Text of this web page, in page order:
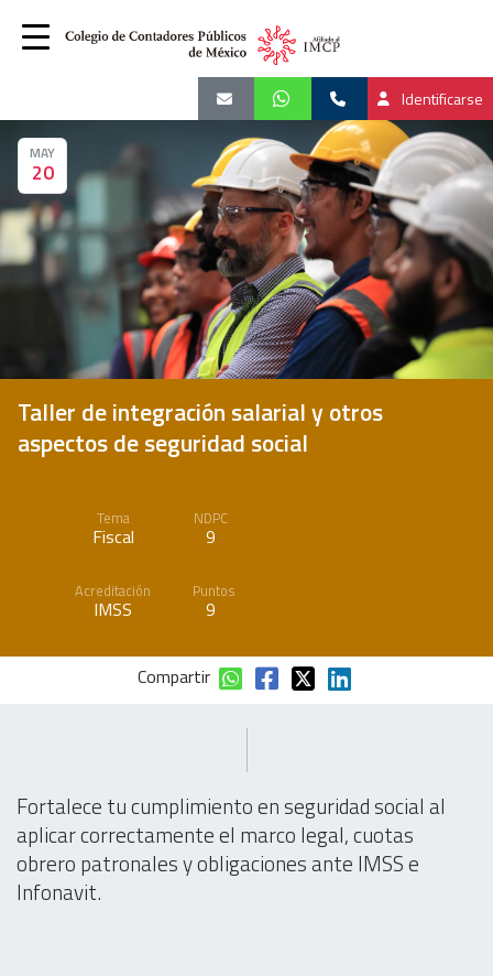
Identificarse
MAY
20
Taller de integración salarial y otros
aspectos de seguridad social
Tema
Fiscal
NDPC
9
Acreditación
IMSS
Puntos
9
Compartir
Fortalece tu cumplimiento en seguridad social al
aplicar correctamente el marco legal, cuotas
obrero patronales y obligaciones ante IMSS e
Infonavit.